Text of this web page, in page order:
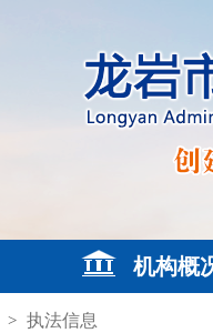
机构概
> 执法信息